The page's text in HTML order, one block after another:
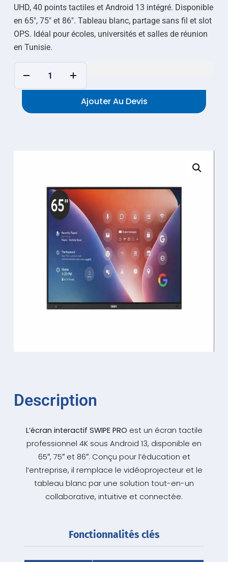
UHD, 40 points tactiles et Android 13 intégré. Disponible
en 65″, 75″ et 86″. Tableau blanc, partage sans fil et slot
OPS. Idéal pour écoles, universités et salles de réunion
en Tunisie.
Ajouter Au Devis
Description
L’écran interactif SWIPE PRO est un écran tactile
professionnel 4K sous Android 13, disponible en
65″, 75″ et 86″. Conçu pour l’éducation et
l’entreprise, il remplace le vidéoprojecteur et le
tableau blanc par une solution tout-en-un
collaborative, intuitive et connectée.
Fonctionnalités clés